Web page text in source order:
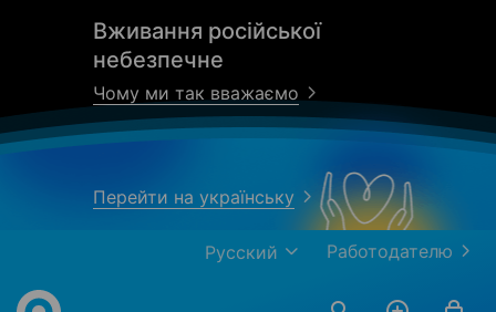
Вживання російської
небезпечне
Чому ми так вважаємо
Перейти на українську
Работодателю
Русский